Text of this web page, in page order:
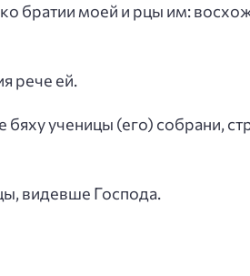
братии моей и рцы им:
рече ей.
ученицы (его) собрани,
видевше Господа.